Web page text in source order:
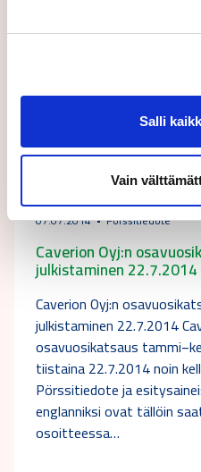
Salli
Vain
07.07.2014 Pörssitiedote
Caverion Oyj:n
julkistaminen 22.7.2014
Caverion Oyj:n
julkistaminen 22.7.2014
osavuosikatsaus
tiistaina 22.7.2014 noin
Pörssitiedote ja
englanniksi ovat tällöin
osoitteessa…